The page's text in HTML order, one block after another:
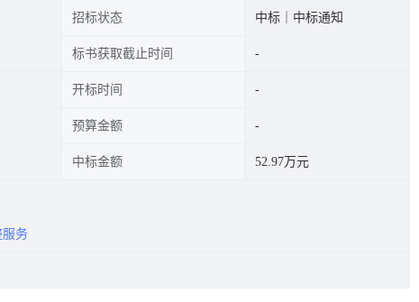
招标状态 中标｜中标通知
标书获取截止时间
开标时间
预算金额
中标金额 52.97万元
服务